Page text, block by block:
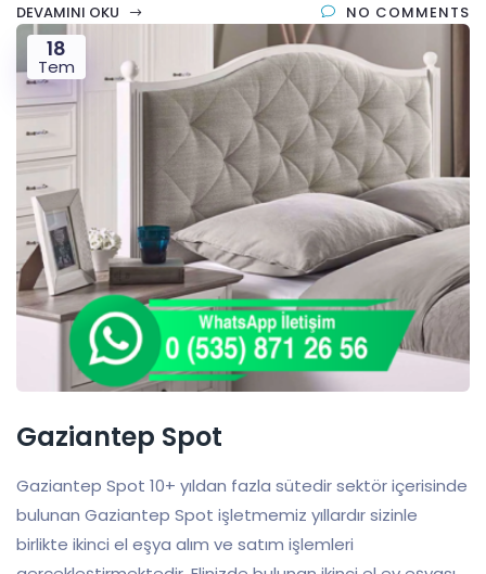
DEVAMINI OKU NO COMMENTS
18
Tem
Gaziantep Spot
Gaziantep Spot 10+ yıldan fazla sütedir sektör içerisinde
bulunan Gaziantep Spot işletmemiz yıllardır sizinle
birlikte ikinci el eşya alım ve satım işlemleri